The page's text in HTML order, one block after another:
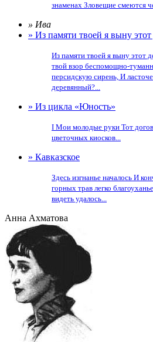
знаменах Зловещие смеются
» Ива
» Из памяти твоей я выну этот
Из памяти твоей я выну этот
твой взор беспомощно-
персидскую сирень, И
деревянный?...
» Из цикла «Юность»
I Мои молодые руки Тот
цветочных киосков...
» Кавказское
Здесь изгнанье началось И
горных трав легко
видеть удалось...
Анна Ахматова